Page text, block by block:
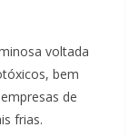
voltada
bem
de
frias.